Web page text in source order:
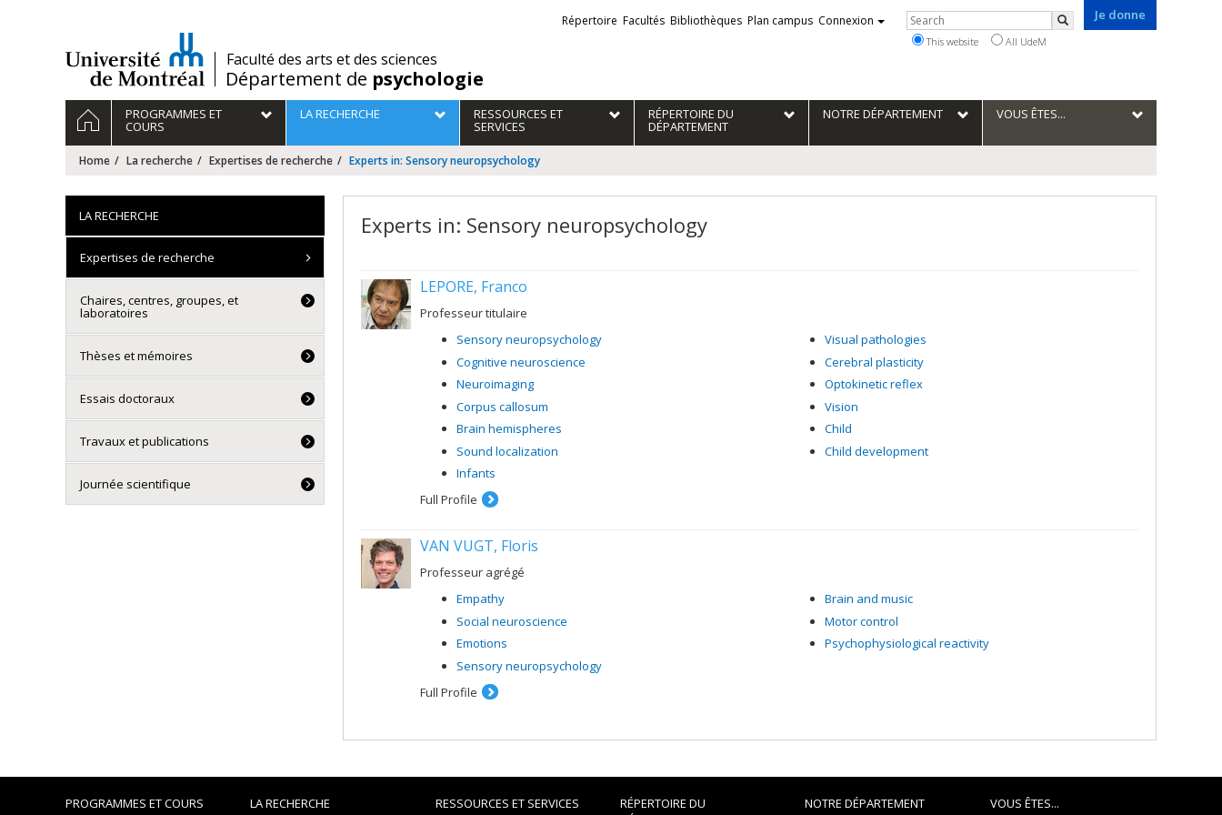
/Faculté des arts et des sciences
Département de psychologie
Je donne
Liens
externes
Répertoire Facultés Bibliothèques Plan campus Connexion Rechercher
Search
This website All UdeM
Navigation
principale
HOMEPROGRAMMES ET
COURS
LA RECHERCHE RESSOURCES ET
SERVICES
RÉPERTOIRE DU
DÉPARTEMENT
NOTRE DÉPARTEMENT VOUS ÊTES...
Home La recherche Expertises de recherche Experts in: Sensory neuropsychology
Experts in: Sensory neuropsychology
LEPORE, Franco
Professeur titulaire
Sensory neuropsychology
Cognitive neuroscience
Neuroimaging
Corpus callosum
Brain hemispheres
Sound localization
Infants
Visual pathologies
Cerebral plasticity
Optokinetic reflex
Vision
Child
Child development
Full Profile
VAN VUGT, Floris
Professeur agrégé
Empathy
Social neuroscience
Emotions
Sensory neuropsychology
Brain and music
Motor control
Psychophysiological reactivity
Full Profile
LA RECHERCHE
Expertises de recherche
Chaires, centres, groupes, et
laboratoires
Thèses et mémoires
Essais doctoraux
Travaux et publications
Journée scientifique
PROGRAMMES ET COURS LA RECHERCHE RESSOURCES ET SERVICES
RÉPERTOIRE DU
NOTRE DÉPARTEMENT VOUS ÊTES...